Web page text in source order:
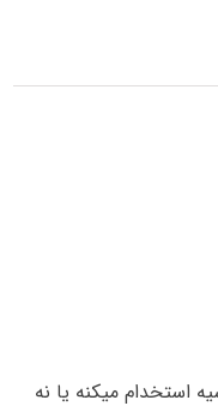
استخدام میکنه یا نه